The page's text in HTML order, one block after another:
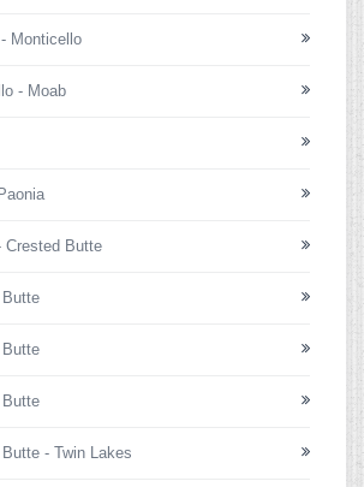
Monticello
- Moab
Crested Butte
Butte
Butte
Butte
- Twin Lakes